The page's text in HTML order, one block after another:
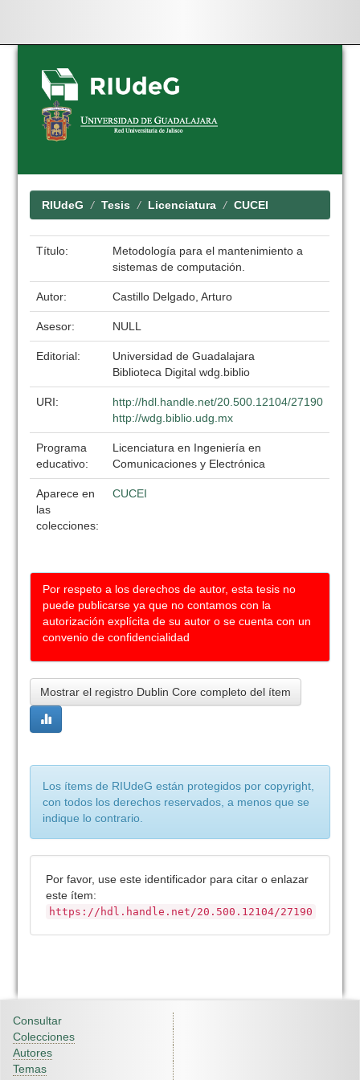
Skip
navigation
RIUdeG Tesis Licenciatura CUCEI
Título:
Metodología para el mantenimiento a
sistemas de computación.
Autor: Castillo Delgado, Arturo
Asesor: NULL
Editorial:
Universidad de Guadalajara
Biblioteca Digital wdg.biblio
URI:
http://hdl.handle.net/20.500.12104/27190
http://wdg.biblio.udg.mx
Programa
educativo:
Licenciatura en Ingeniería en
Comunicaciones y Electrónica
Aparece en
las
colecciones:
CUCEI
Por respeto a los derechos de autor, esta tesis no
puede publicarse ya que no contamos con la
autorización explícita de su autor o se cuenta con un
convenio de confidencialidad
Mostrar el registro Dublin Core completo del ítem
Los ítems de RIUdeG están protegidos por copyright,
con todos los derechos reservados, a menos que se
indique lo contrario.
Por favor, use este identificador para citar o enlazar
este ítem:
https://hdl.handle.net/20.500.12104/27190
Consultar
Colecciones
Autores
Temas